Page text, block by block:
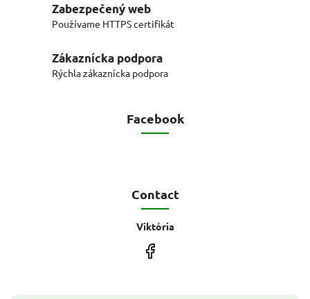
Zabezpečený web
Používame HTTPS certifikát
Zákaznícka podpora
Rýchla zákaznícka podpora
Facebook
Contact
Viktória